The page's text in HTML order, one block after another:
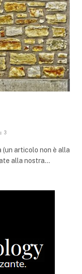
3
(un articolo non è alla
alla nostra…